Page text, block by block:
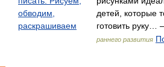
обводим,
раскрашиваем
детей, которые
готовить руку…
раннего развития